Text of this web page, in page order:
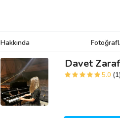
Hakkında
Davet
5.0 (1)